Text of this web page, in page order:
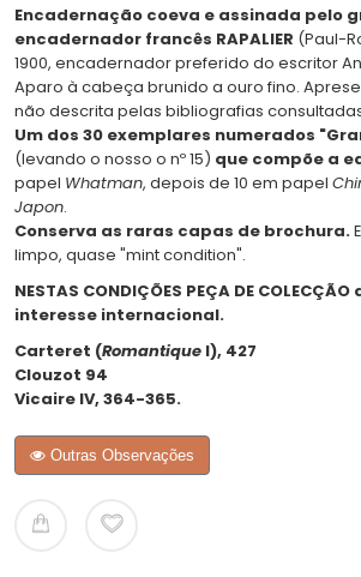
Encadernação coeva e assinada pelo
encadernador francês RAPALIER (Paul-
1900, encadernador preferido do escritor
Aparo à cabeça brunido a ouro fino.
não descrita pelas bibliografias
Um dos 30 exemplares numerados
(levando o nosso o nº 15) que compõe a
papel Whatman, depois de 10 em papel
Japon.
Conserva as raras capas de brochura.
limpo, quase "mint condition".
NESTAS CONDIÇÕES PEÇA DE
interesse internacional.
Carteret (Romantique I), 427
Clouzot 94
Vicaire IV, 364-365.
Outras Observações